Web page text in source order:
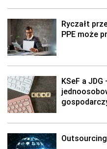
Ryczałt
PPE może
KSeF a